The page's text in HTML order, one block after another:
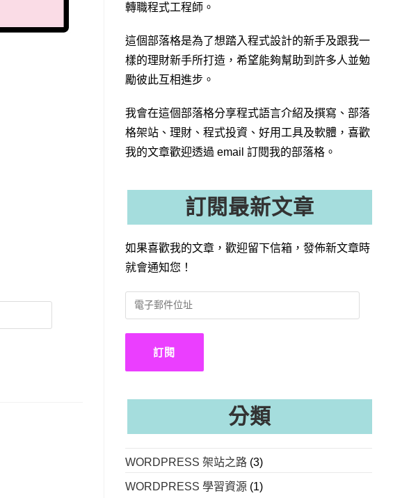
轉職程式工程師。
這個部落格是為了想踏入程式設計的新手及跟我一
樣的理財新手所打造，希望能夠幫助到許多人並勉
勵彼此互相進步。
我會在這個部落格分享程式語言介紹及撰寫、部落
格架站、理財、程式投資、好用工具及軟體，喜歡
我的文章歡迎透過 email 訂閱我的部落格。
訂閱最新文章
如果喜歡我的文章，歡迎留下信箱，發佈新文章時
就會通知您！
子
郵
位
訂閱
分類
WORDPRESS 架站之路 (3)
WORDPRESS 學習資源 (1)